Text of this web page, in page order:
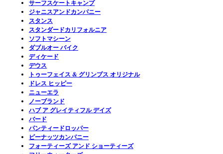
サーフスケートキャンプ
ジャニスアンドカンパニー
スタンス
スタンダードカリフォルニア
ソフトマシーン
ダブルオー バイク
ディケード
デウス
トゥーフェイス & グリンプス オリジナル
ドレス ヒッピー
ニューエラ
ノーブランド
ハブ ア グレイティフル デイズ
バード
パンティードロッパー
ピーナッツカンパニー
フォーティーズ アンド ショーティーズ